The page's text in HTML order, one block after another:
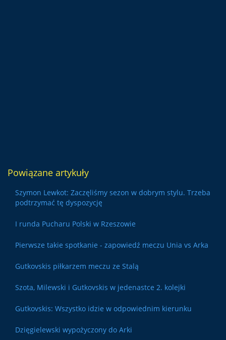
Powiązane artykuły
Szymon Lewkot: Zaczęliśmy sezon w dobrym stylu. Trzeba
podtrzymać tę dyspozycję
I runda Pucharu Polski w Rzeszowie
Pierwsze takie spotkanie - zapowiedź meczu Unia vs Arka
Gutkovskis piłkarzem meczu ze Stalą
Szota, Milewski i Gutkovskis w jedenastce 2. kolejki
Gutkovskis: Wszystko idzie w odpowiednim kierunku
Dzięgielewski wypożyczony do Arki